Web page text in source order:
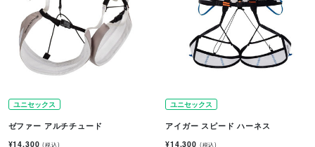
ユニセックス
ゼファー アルチチュード
¥14,300(税込)
ユニセックス
アイガー スピード ハーネス
¥14,300 (税込)